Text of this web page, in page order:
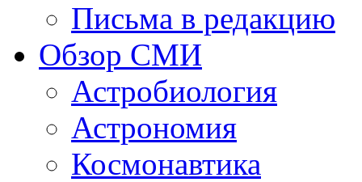
Письма в редакцию
Обзор СМИ
Астробиология
Астрономия
Космонавтика